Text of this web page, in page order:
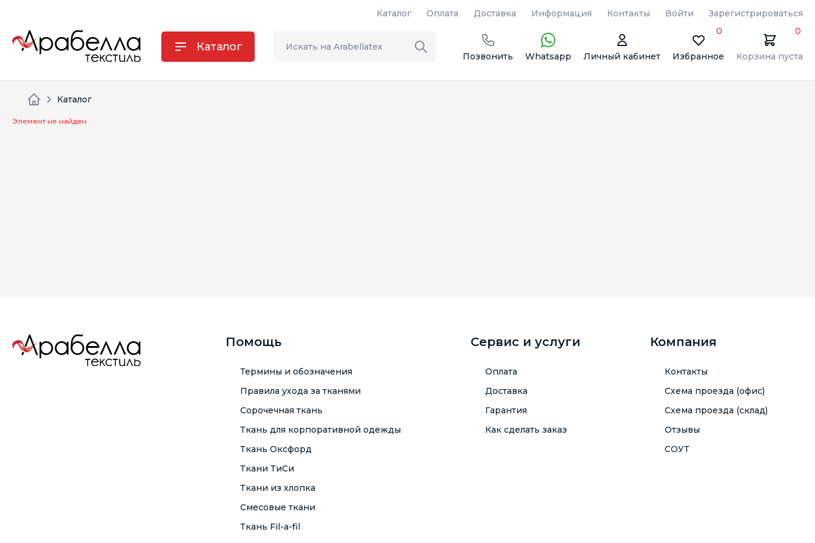
Каталог Оплата Доставка Информация Контакты Войти Зарегистрироваться
Каталог
Позвонить Whatsapp Личный кабинет Избранное
0
Корзина пуста
0
Каталог
Элемент не найден
Помощь
Термины и обозначения
Правила ухода за тканями
Сорочечная ткань
Ткань для корпоративной одежды
Ткань Оксфорд
Ткани ТиСи
Ткани из хлопка
Смесовые ткани
Ткань Fil-a-fil
Сервис и услуги
Оплата
Доставка
Гарантия
Как сделать заказ
Компания
Контакты
Схема проезда (офис)
Схема проезда (склад)
Отзывы
СОУТ